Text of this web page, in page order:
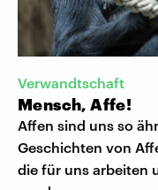
Verwandtschaft
Mensch, Affe!
Affen sind uns so
Geschichten von
die für uns arbeiten